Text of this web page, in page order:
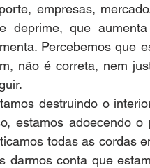
empresas,
deprime, que
Percebemos que
não é correta, nem
destruindo o
estamos adoecendo
todas as cordas
darmos conta que